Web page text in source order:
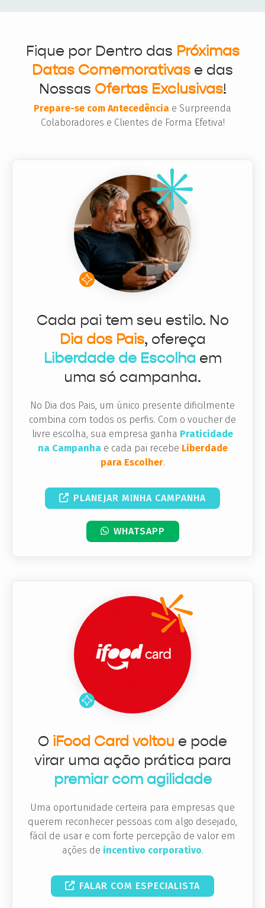
Fique por Dentro das Próximas
Datas Comemorativas e das
Nossas Ofertas Exclusivas!
Prepare-se com Antecedência e Surpreenda
Colaboradores e Clientes de Forma Efetiva!
Cada pai tem seu estilo. No
Dia dos Pais, ofereça
Liberdade de Escolha em
uma só campanha.
No Dia dos Pais, um único presente dificilmente
combina com todos os perfis. Com o voucher de
livre escolha, sua empresa ganha Praticidade
na Campanha e cada pai recebe Liberdade
para Escolher.
PLANEJAR MINHA CAMPANHA
WHATSAPP
O iFood Card voltou e pode
virar uma ação prática para
premiar com agilidade
Uma oportunidade certeira para empresas que
querem reconhecer pessoas com algo desejado,
fácil de usar e com forte percepção de valor em
ações de incentivo corporativo.
FALAR COM ESPECIALISTA